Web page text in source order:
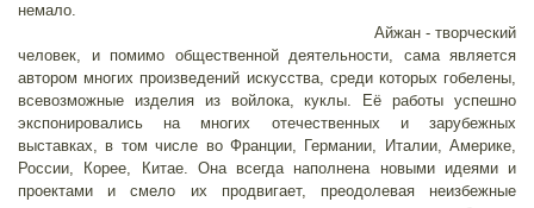
немало.
Айжан - творческий
человек, и помимо общественной деятельности, сама является
автором многих произведений искусства, среди которых гобелены,
всевозможные изделия из войлока, куклы. Её работы успешно
экспонировались на многих отечественных и зарубежных
выставках, в том числе во Франции, Германии, Италии, Америке,
России, Корее, Китае. Она всегда наполнена новыми идеями и
проектами и смело их продвигает, преодолевая неизбежные